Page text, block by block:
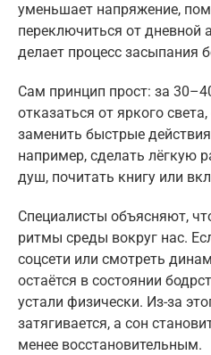
уменьшает напряжение,
переключиться от дневной
делает процесс засыпания
Сам принцип прост: за
отказаться от яркого
заменить быстрые
например, сделать лёгкую
душ, почитать книгу или
Специалисты объясняют,
ритмы среды вокруг нас.
соцсети или смотреть
остаётся в состоянии
устали физически. Из-за
затягивается, а сон
менее восстановительным.